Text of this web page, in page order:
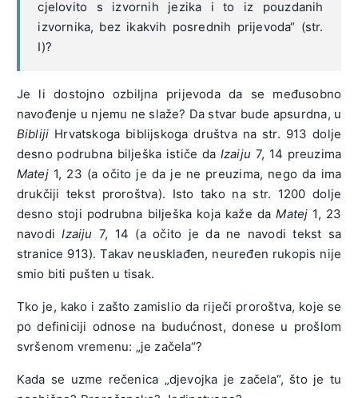
cjelovito s izvornih jezika i to iz pouzdanih
izvornika, bez ikakvih posrednih prijevoda“ (str.
I)?
Je li dostojno ozbiljna prijevoda da se međusobno
navođenje u njemu ne slaže? Da stvar bude apsurdna, u
Bibliji Hrvatskoga biblijskoga društva na str. 913 dolje
desno podrubna bilješka ističe da Izaiju7, 14 preuzima
Matej1, 23 (a očito je da je ne preuzima, nego da ima
drukčiji tekst proroštva). Isto tako na str. 1200 dolje
desno stoji podrubna bilješka koja kaže daMatej 1, 23
navodiIzaiju 7, 14 (a očito je da ne navodi tekst sa
stranice 913). Takav neusklađen, neuređen rukopis nije
smio biti pušten u tisak.
Tko je, kako i zašto zamislio da riječi proroštva, koje se
po definiciji odnose na budućnost, donese u prošlom
svršenom vremenu: „je začela“?
Kada se uzme rečenica „djevojka je začela“, što je tu